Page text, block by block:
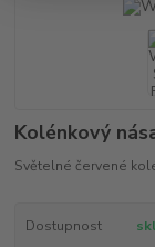
Kolénkový
Světelné červené
Dostupnost